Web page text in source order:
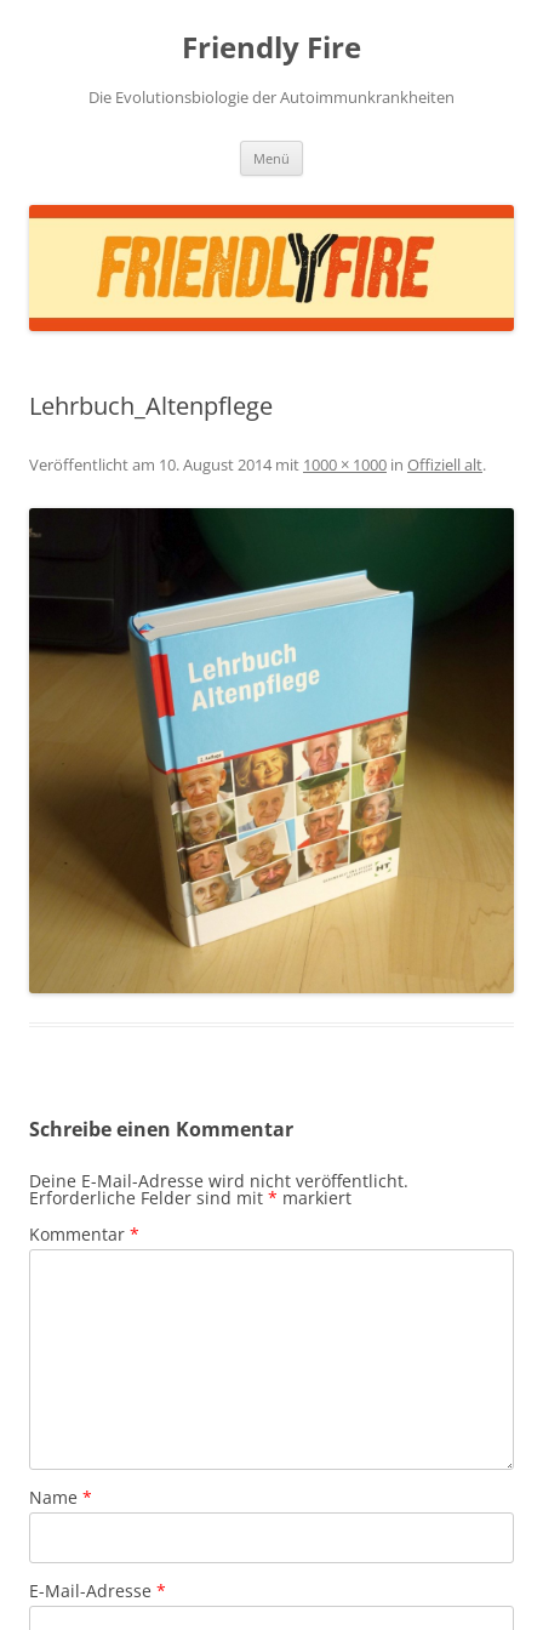
Friendly Fire
Die Evolutionsbiologie der Autoimmunkrankheiten
Menü
Lehrbuch_Altenpflege
Veröffentlicht am 10. August 2014mit 1000 × 1000 in Offiziell alt.
Schreibe einen Kommentar
Deine E-Mail-Adresse wird nicht veröffentlicht.
Erforderliche Felder sind mit * markiert
Kommentar *
Name *
E-Mail-Adresse *